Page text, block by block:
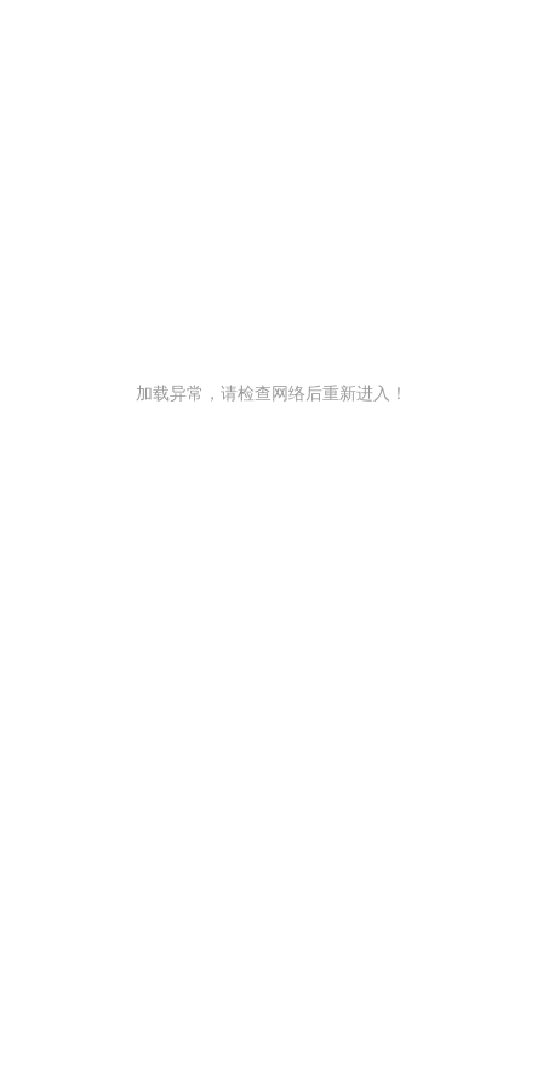
加载异常，请检查网络后重新进入！